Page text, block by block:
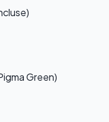
Green)